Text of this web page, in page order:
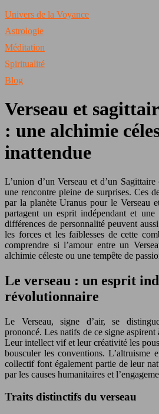
Univers de la Voyance
Astrologie
Méditation
Spiritualité
Blog
Verseau et
: une alchimie
inattendue
L’union d’un Verseau et d’un
une rencontre pleine de surprises. Ces
par la planète Uranus pour le Verseau
partagent un esprit indépendant et
différences de personnalité peuvent
les forces et les faiblesses de cette
comprendre si l’amour entre un
alchimie céleste ou une tempête de
Le verseau : un esprit
révolutionnaire
Le Verseau, signe d’air, se
prononcé. Les natifs de ce signe
Leur intellect vif et leur créativité les
bousculer les conventions. L’altruisme
collectif font également partie de leur
par les causes humanitaires et
Traits distinctifs du verseau